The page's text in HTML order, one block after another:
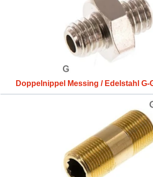
Doppelnippel Messing / Edelstahl G-